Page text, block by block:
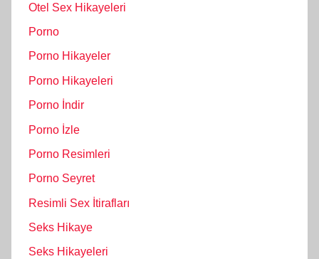
Otel Sex Hikayeleri
Porno
Porno Hikayeler
Porno Hikayeleri
Porno İndir
Porno İzle
Porno Resimleri
Porno Seyret
Resimli Sex İtirafları
Seks Hikaye
Seks Hikayeleri